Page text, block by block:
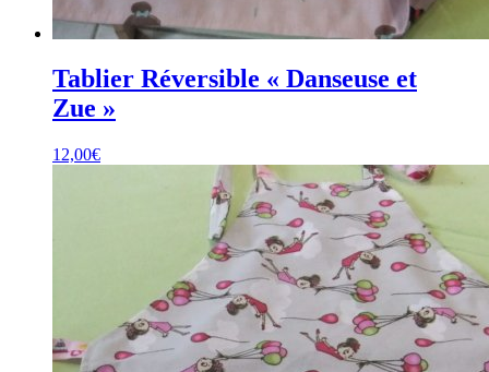
Tablier Réversible « Danseuse et
Zue »
12,00€